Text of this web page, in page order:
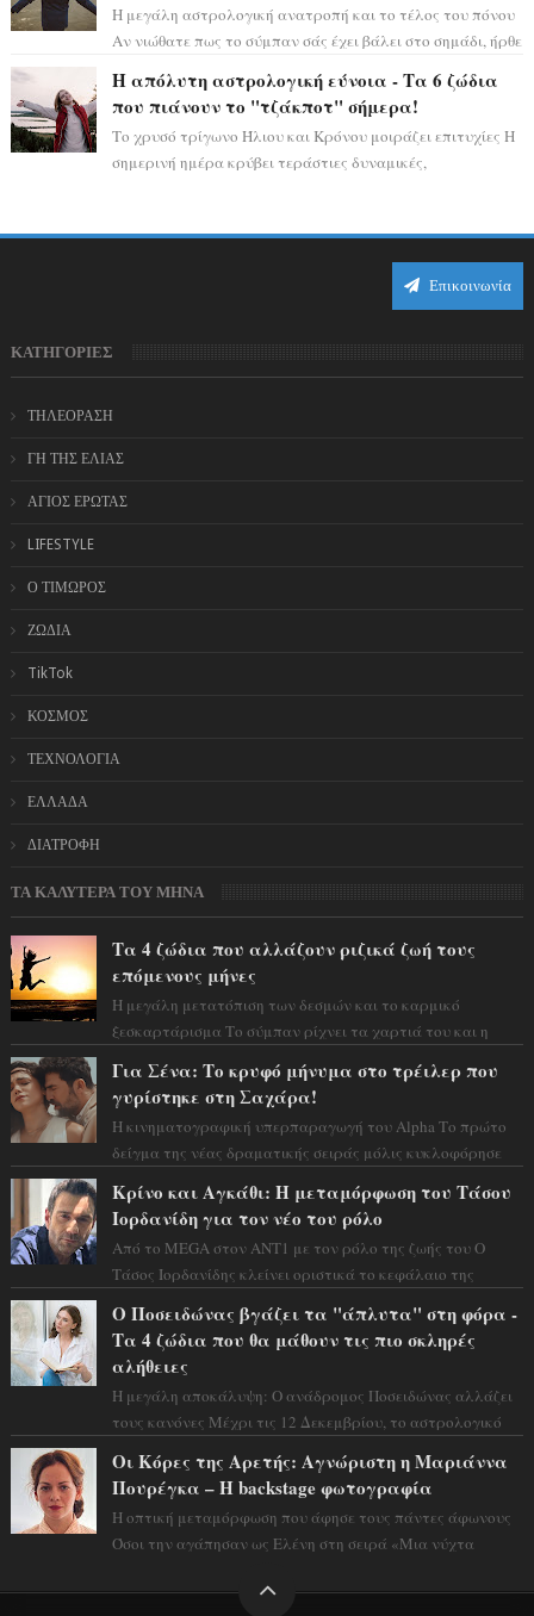
Η μεγάλη αστρολογική ανατροπή και το τέλος του πόνου
Αν νιώθατε πως το σύμπαν σάς έχει βάλει στο σημάδι, ήρθε
Η απόλυτη αστρολογική εύνοια - Τα 6 ζώδια
που πιάνουν το "τζάκποτ" σήμερα!
Το χρυσό τρίγωνο Ήλιου και Κρόνου μοιράζει επιτυχίες Η
σημερινή ημέρα κρύβει τεράστιες δυναμικές,
Επικοινωνία
ΚΑΤΗΓΟΡΙΕΣ
ΤΗΛΕΟΡΑΣΗ
ΓΗ ΤΗΣ ΕΛΙΑΣ
ΑΓΙΟΣ ΕΡΩΤΑΣ
LIFESTYLE
Ο ΤΙΜΩΡΟΣ
ΖΩΔΙΑ
TikTok
ΚΟΣΜΟΣ
ΤΕΧΝΟΛΟΓΙΑ
ΕΛΛΑΔΑ
ΔΙΑΤΡΟΦΗ
ΤΑ ΚΑΛΥΤΕΡΑ ΤΟΥ ΜΗΝΑ
Τα 4 ζώδια που αλλάζουν ριζικά ζωή τους
επόμενους μήνες
Η μεγάλη μετατόπιση των δεσμών και το καρμικό
ξεσκαρτάρισμα Το σύμπαν ρίχνει τα χαρτιά του και η
Για Σένα: Το κρυφό μήνυμα στο τρέιλερ που
γυρίστηκε στη Σαχάρα!
Η κινηματογραφική υπερπαραγωγή του Alpha Το πρώτο
δείγμα της νέας δραματικής σειράς μόλις κυκλοφόρησε
Κρίνο και Αγκάθι: Η μεταμόρφωση του Τάσου
Ιορδανίδη για τον νέο του ρόλο
Από το MEGA στον ΑΝΤ1 με τον ρόλο της ζωής του Ο
Τάσος Ιορδανίδης κλείνει οριστικά το κεφάλαιο της
Ο Ποσειδώνας βγάζει τα "άπλυτα" στη φόρα -
Τα 4 ζώδια που θα μάθουν τις πιο σκληρές
αλήθειες
Η μεγάλη αποκάλυψη: Ο ανάδρομος Ποσειδώνας αλλάζει
τους κανόνες Μέχρι τις 12 Δεκεμβρίου, το αστρολογικό
Οι Κόρες της Αρετής: Αγνώριστη η Μαριάννα
Πουρέγκα – H backstage φωτογραφία
Η οπτική μεταμόρφωση που άφησε τους πάντες άφωνους
Όσοι την αγάπησαν ως Ελένη στη σειρά «Μια νύχτα